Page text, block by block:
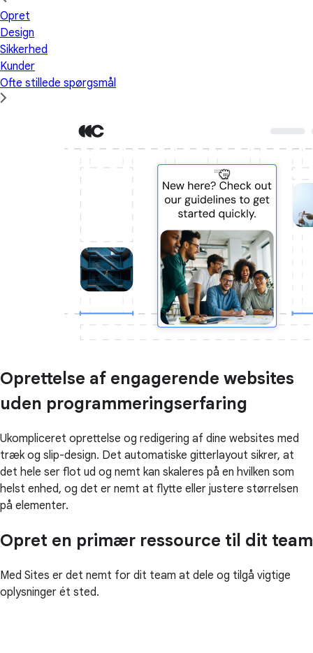
Opret
Design
Sikkerhed
Kunder
Ofte stillede spørgsmål
Oprettelse af engagerende websites
uden programmeringserfaring
Ukompliceret oprettelse og redigering af dine websites med
træk og slip-design. Det automatiske gitterlayout sikrer, at
det hele ser flot ud og nemt kan skaleres på en hvilken som
helst enhed, og det er nemt at flytte eller justere størrelsen
på elementer.
Opret en primær ressource til dit team
Med Sites er det nemt for dit team at dele og tilgå vigtige
oplysninger ét sted.